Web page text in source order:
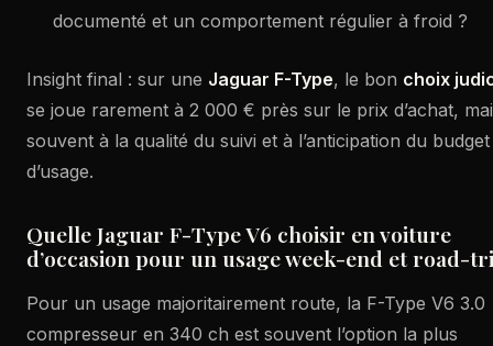
documenté et un comportement régulier à froid ?
Insight final : sur une Jaguar F-Type, le bon choix
se joue rarement à 2 000 € près sur le prix d’achat,
souvent à la qualité du suivi et à l’anticipation du budget
d’usage.
Quelle Jaguar F-Type V6 choisir en voiture
d’occasion pour un usage week-end et road-
Pour un usage majoritairement route, la F-Type V6 3.0
compresseur en 340 ch est souvent l’option la plus